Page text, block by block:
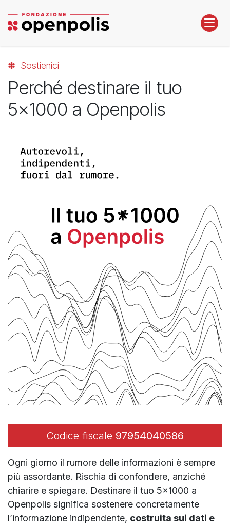
✽ Sostienici
Perché destinare il tuo
5x1000 a Openpolis
Codice fiscale 97954040586
Ogni giorno il rumore delle informazioni è sempre
più assordante. Rischia di confondere, anziché
chiarire e spiegare. Destinare il tuo 5x1000 a
Openpolis significa sostenere concretamente
l’informazione indipendente, costruita sui dati e